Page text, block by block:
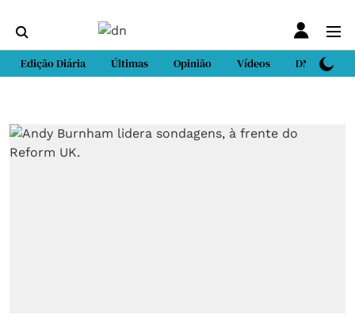
Edição Diária Últimas Opinião Vídeos DN Sport